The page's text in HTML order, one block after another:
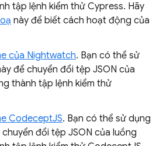
tập lệnh kiểm thử Cypress. Hãy
này để biết cách hoạt động của
của Nightwatch. Bạn có thể sử
để chuyển đổi tệp JSON của
thành tập lệnh kiểm thử
CodeceptJS. Bạn có thể sử dụng
đổi tệp JSON của luồng